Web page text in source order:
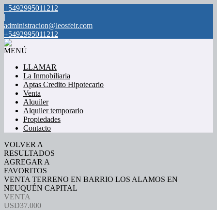
+5492995011212
|
administracion@leosfeir.com
+5492995011212
MENÚ
LLAMAR
La Inmobiliaria
Aptas Credito Hipotecario
Venta
Alquiler
Alquiler temporario
Propiedades
Contacto
VOLVER A
RESULTADOS
AGREGAR A
FAVORITOS
VENTA TERRENO EN BARRIO LOS ALAMOS EN
NEUQUÉN CAPITAL
VENTA
USD37.000